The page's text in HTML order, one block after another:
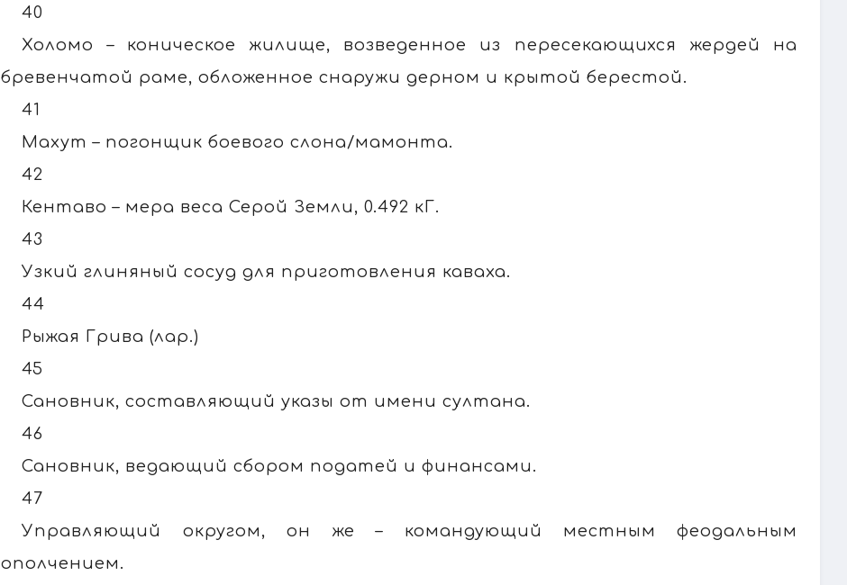
40
Холомо – коническое жилище, возведенное из пересекающихся жердей на
бревенчатой раме, обложенное снаружи дерном и крытой берестой.
41
Махут – погонщик боевого слона/мамонта.
42
Кентаво – мера веса Серой Земли, 0.492 кГ.
43
Узкий глиняный сосуд для приготовления каваха.
44
Рыжая Грива (лар.)
45
Сановник, составляющий указы от имени султана.
46
Сановник, ведающий сбором податей и финансами.
47
Управляющий округом, он же – командующий местным феодальным
ополчением.